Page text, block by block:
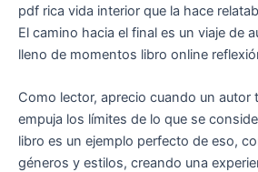
pdf rica vida interior que la hace
El camino hacia el final es un viaje de
lleno de momentos libro online​
Como lector, aprecio cuando un autor
empuja los límites de lo que se
libro es un ejemplo perfecto de eso,
géneros y estilos, creando una